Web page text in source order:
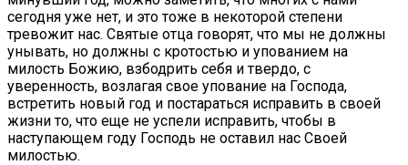
сегодня уже нет, и это тоже в некоторой степени
тревожит нас. Святые отца говорят, что мы не должны
унывать, но должны с кротостью и упованием на
милость Божию, взбодрить себя и твердо, с
уверенность, возлагая свое упование на Господа,
встретить новый год и постараться исправить в своей
жизни то, что еще не успели исправить, чтобы в
наступающем году Господь не оставил нас Своей
милостью.